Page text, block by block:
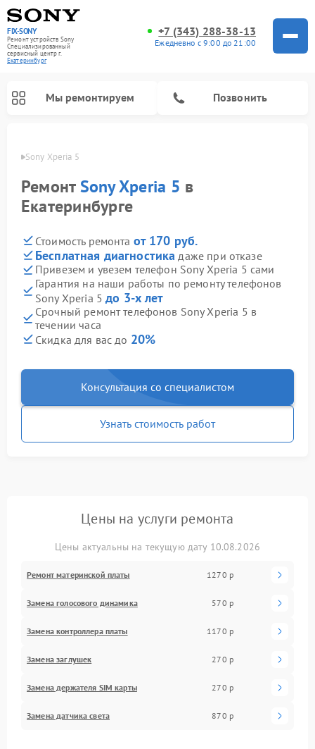
FIX-SONY
Ремонт устройств Sony
Специализированный
cервисный центр г.
Екатеринбург
+7 (343) 288-38-13
Ежедневно с 9:00 до 21:00
Мы ремонтируем Позвонить
Sony Xperia 5
РемонтSony Xperia 5 в
Екатеринбурге
Стоимость ремонта от 170 руб.
Бесплатная диагностика даже при отказе
Привезем и увезем телефон Sony Xperia 5 сами
Гарантия на наши работы по ремонту телефонов
Sony Xperia 5до 3-х лет
Срочный ремонт телефонов Sony Xperia 5 в
течении часа
Скидка для вас до 20%
Консультация со специалистом
Узнать стоимость работ
Цены на услуги ремонта
Цены актуальны на текущую дату 10.08.2026
Ремонт материнской платы 1270 р
Замена голосового динамика 570 р
Замена контроллера платы 1170 р
Замена заглушек 270 р
Замена держателя SIM карты 270 р
Замена датчика света 870 р